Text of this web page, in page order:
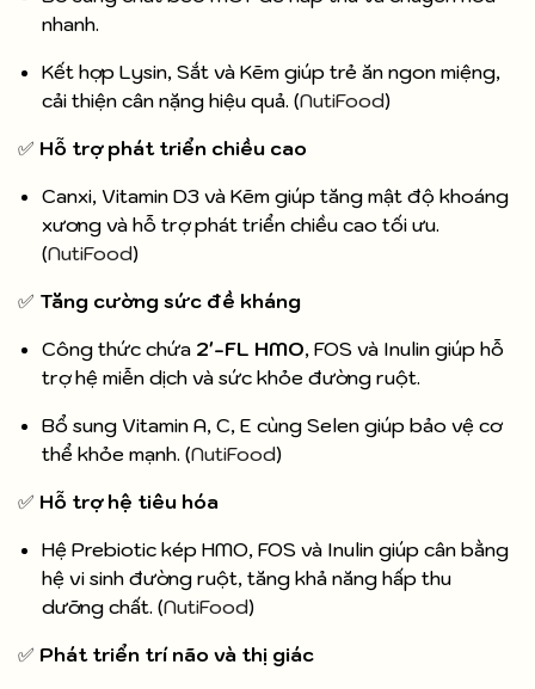
nhanh.
Kết hợp Lysin, Sắt và Kẽm giúp trẻ ăn ngon miệng,
cải thiện cân nặng hiệu quả. (NutiFood)
✅ Hỗ trợ phát triển chiều cao
Canxi, Vitamin D3 và Kẽm giúp tăng mật độ khoáng
xương và hỗ trợ phát triển chiều cao tối ưu.
(NutiFood)
✅ Tăng cường sức đề kháng
Công thức chứa 2'-FL HMO, FOS và Inulin giúp hỗ
trợ hệ miễn dịch và sức khỏe đường ruột.
Bổ sung Vitamin A, C, E cùng Selen giúp bảo vệ cơ
thể khỏe mạnh. (NutiFood)
✅ Hỗ trợ hệ tiêu hóa
Hệ Prebiotic kép HMO, FOS và Inulin giúp cân bằng
hệ vi sinh đường ruột, tăng khả năng hấp thu
dưỡng chất. (NutiFood)
✅ Phát triển trí não và thị giác